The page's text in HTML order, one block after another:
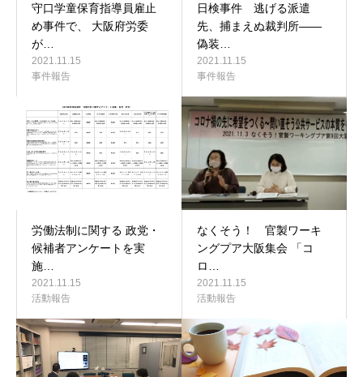
守口学童保育指導員雇止
め事件で、 大阪府労委
が…
2021.11.15
事件報告
日検事件 逃げる派遣
先、捕まえぬ裁判所――
偽装…
2021.11.15
事件報告
労働法制に関する 政党・
候補者アンケートを実
施…
2021.11.15
活動報告
なくそう！ 官製ワーキ
ングプア大阪集会 「コ
ロ…
2021.11.15
活動報告